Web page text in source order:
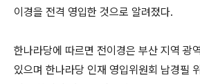
이경을 전격 영입한 것으로 알려졌다.
한나라당에 따르면 전이경은 부산 지역 광
있으며 한나라당 인재 영입위원회 남경필